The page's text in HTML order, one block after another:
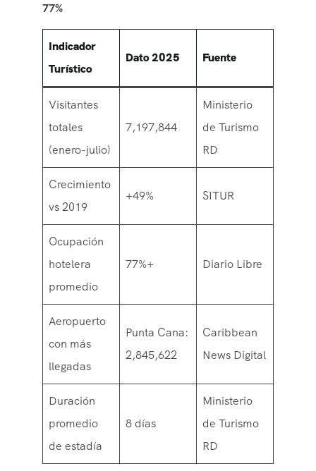
77%
Indicador
Turístico
Dato 2025 Fuente
Visitantes
totales
(enero-julio)
7,197,844
Ministerio
de Turismo
RD
Crecimiento
vs 2019
+49% SITUR
Ocupación
hotelera
promedio
77%+ Diario Libre
Aeropuerto
con más
llegadas
Punta Cana:
2,845,622
Caribbean
News Digital
Duración
promedio
de estadía
8 días
Ministerio
de Turismo
RD